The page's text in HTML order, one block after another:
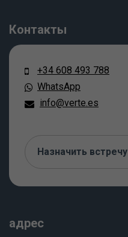
Контакты
+34 608 493 788
WhatsApp
info@verte.es
Назначить встречу
адрес